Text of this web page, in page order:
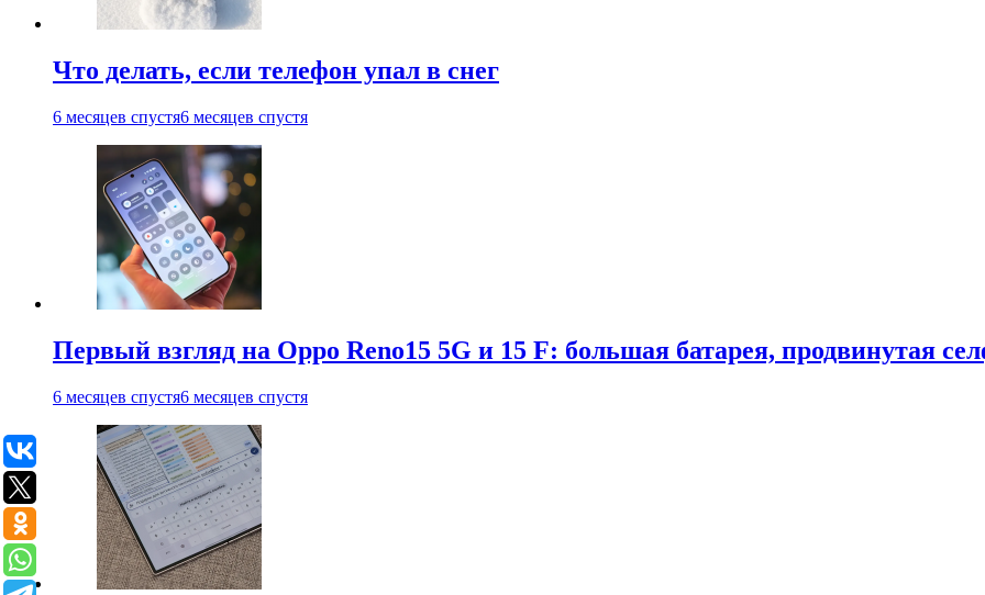
Что делать, если телефон упал в снег
6 месяцев спустя6 месяцев спустя
Первый взгляд на Oppo Reno15 5G и 15 F: большая батарея, продвинутая
6 месяцев спустя6 месяцев спустя